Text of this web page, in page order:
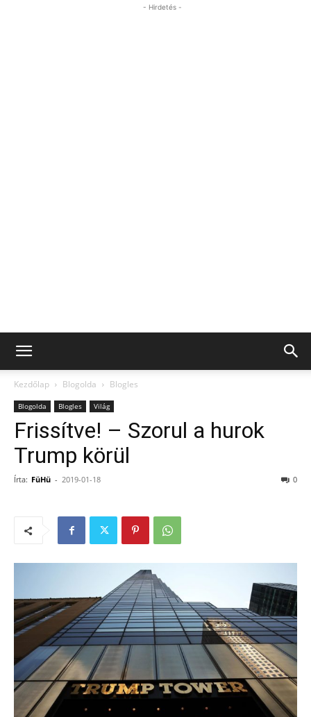
- Hirdetés -
Kezdőlap Blogolda Blogles
Blogolda Blogles Világ
Frissítve! – Szorul a hurok
Trump körül
Írta: FüHü - 2019-01-18 0